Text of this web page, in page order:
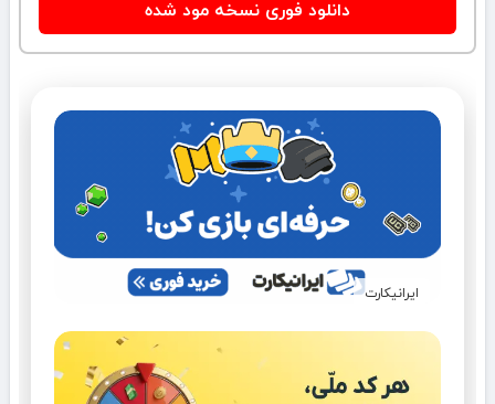
دانلود فوری نسخه مود شده
ایرانیکارت